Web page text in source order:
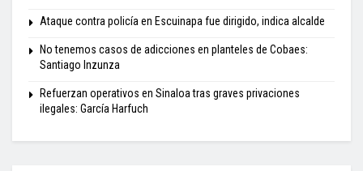
Ataque contra policía en Escuinapa fue dirigido, indica alcalde
No tenemos casos de adicciones en planteles de Cobaes:
Santiago Inzunza
Refuerzan operativos en Sinaloa tras graves privaciones
ilegales: García Harfuch